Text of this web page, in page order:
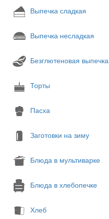
Выпечка сладкая
Выпечка несладкая
Безглютеновая выпечка
Торты
Пасха
Заготовки на зиму
Блюда в мультиварке
Блюда в хлебопечке
Хлеб